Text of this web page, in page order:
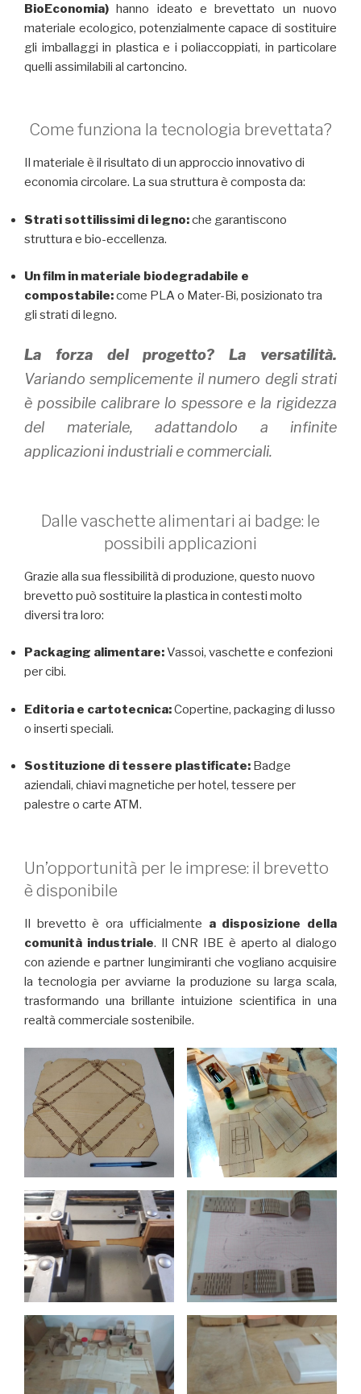
BioEconomia) hanno ideato e brevettato un nuovo
materiale ecologico, potenzialmente capace di sostituire
gli imballaggi in plastica e i poliaccoppiati, in particolare
quelli assimilabili al cartoncino.
Come funziona la tecnologia brevettata?
Il materiale è il risultato di un approccio innovativo di
economia circolare. La sua struttura è composta da:
Strati sottilissimi di legno:che garantiscono
struttura e bio-eccellenza.
Un film in materiale biodegradabile e
compostabile:come PLA o Mater-Bi, posizionato tra
gli strati di legno.
La forza del progetto? La versatilità.
Variando semplicemente il numero degli strati
è possibile calibrare lo spessore e la rigidezza
del materiale, adattandolo a infinite
applicazioni industriali e commerciali.
Dalle vaschette alimentari ai badge: le
possibili applicazioni
Grazie alla sua flessibilità di produzione, questo nuovo
brevetto può sostituire la plastica in contesti molto
diversi tra loro:
Packaging alimentare:Vassoi, vaschette e confezioni
per cibi.
Editoria e cartotecnica:Copertine, packaging di lusso
o inserti speciali.
Sostituzione di tessere plastificate: Badge
aziendali, chiavi magnetiche per hotel, tessere per
palestre o carte ATM.
Un’opportunità per le imprese: il brevetto
è disponibile
Il brevetto è ora ufficialmente a disposizione della
comunità industriale. Il CNR IBE è aperto al dialogo
con aziende e partner lungimiranti che vogliano acquisire
la tecnologia per avviarne la produzione su larga scala,
trasformando una brillante intuizione scientifica in una
realtà commerciale sostenibile.